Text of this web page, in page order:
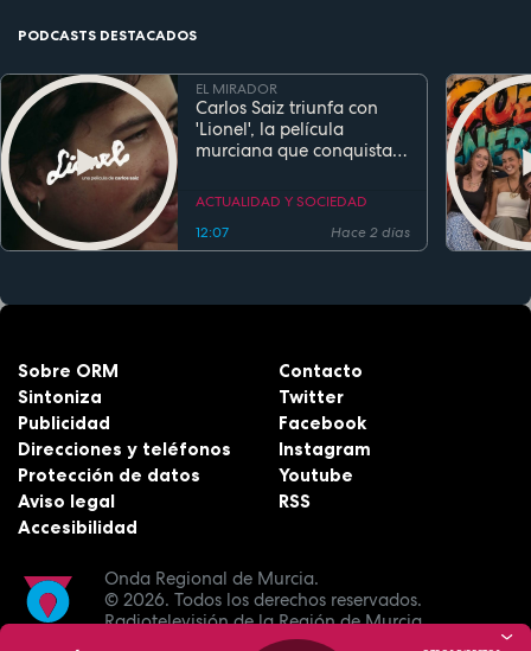
PODCASTS DESTACADOS
EL MIRADOR
Carlos Saiz triunfa con
'Lionel', la película
murciana que conquista
estreno
ACTUALIDAD Y SOCIEDAD
12:07
Hace 2 días
Onda Regional de Murcia.
© 2026. Todos los derechos reservados.
Radiotelevisión de la Región de Murcia.
Sobre ORM
Sintoniza
Publicidad
Direcciones y teléfonos
Protección de datos
Aviso legal
Accesibilidad
Contacto
Twitter
Facebook
Instagram
Youtube
RSS